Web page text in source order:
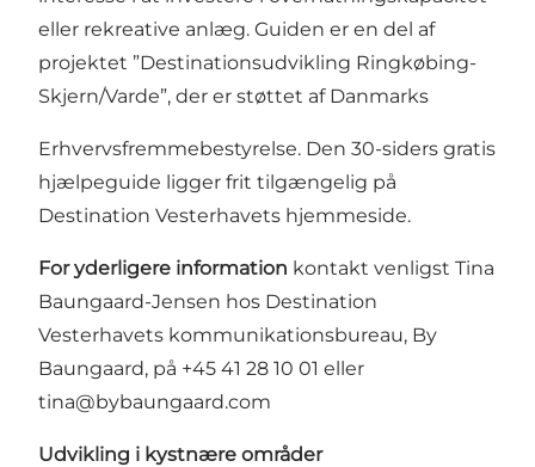
eller rekreative anlæg. Guiden er en del af
projektet ”Destinationsudvikling Ringkøbing-
Skjern/Varde”, der er støttet af Danmarks
Erhvervsfremmebestyrelse. Den 30-siders gratis
hjælpeguide ligger frit tilgængelig på
Destination Vesterhavets hjemmeside.
For yderligere information kontakt venligst Tina
Baungaard-Jensen hos Destination
Vesterhavets kommunikationsbureau, By
Baungaard, på +45 41 28 10 01 eller
tina@bybaungaard.com
Udvikling i kystnære områder